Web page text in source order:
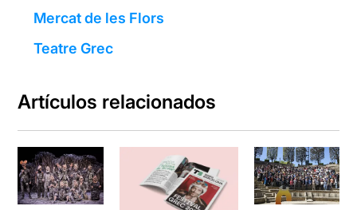
Mercat de les Flors
Teatre Grec
Artículos relacionados